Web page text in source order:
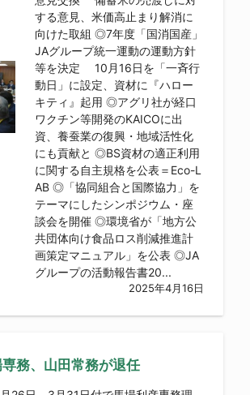
する意見、米価高止まり解消に
向けた取組 ◎7年度「国消国産」
JAグループ統一運動の運動方針
等を決定 10月16日を「一斉行
動日」に設定、資材に『ハロー
キティ』起用 ◎アグリ社が経口
ワクチン等開発のKAICOに出
資、養蚕業の復興・地域活性化
にも貢献と ◎BS資材の適正利用
に関する自主規格を公表＝Eco-L
AB ◎「協同組合と国際協力」を
テーマにしたシンポジウム・座
談会を開催 ◎環境省が「地方公
共団体向け食品ロス削減推進計
画策定マニュアル」を公表 ◎JA
グループの活動報告書20...
2025年4月16日
務、山田常務が退任